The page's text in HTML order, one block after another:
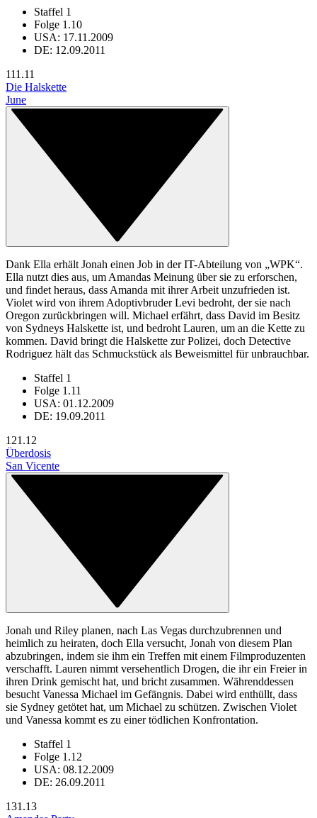
Staffel 1
Folge 1.10
USA: 17.11.2009
DE: 12.09.2011
111.11
Die Halskette
June
Dank Ella erhält Jonah einen Job in der IT-Abteilung von „WPK“.
Ella nutzt dies aus, um Amandas Meinung über sie zu erforschen,
und findet heraus, dass Amanda mit ihrer Arbeit unzufrieden ist.
Violet wird von ihrem Adoptivbruder Levi bedroht, der sie nach
Oregon zurückbringen will. Michael erfährt, dass David im Besitz
von Sydneys Halskette ist, und bedroht Lauren, um an die Kette zu
kommen. David bringt die Halskette zur Polizei, doch Detective
Rodriguez hält das Schmuckstück als Beweismittel für unbrauchbar.
Staffel 1
Folge 1.11
USA: 01.12.2009
DE: 19.09.2011
121.12
Überdosis
San Vicente
Jonah und Riley planen, nach Las Vegas durchzubrennen und
heimlich zu heiraten, doch Ella versucht, Jonah von diesem Plan
abzubringen, indem sie ihm ein Treffen mit einem Filmproduzenten
verschafft. Lauren nimmt versehentlich Drogen, die ihr ein Freier in
ihren Drink gemischt hat, und bricht zusammen. Währenddessen
besucht Vanessa Michael im Gefängnis. Dabei wird enthüllt, dass
sie Sydney getötet hat, um Michael zu schützen. Zwischen Violet
und Vanessa kommt es zu einer tödlichen Konfrontation.
Staffel 1
Folge 1.12
USA: 08.12.2009
DE: 26.09.2011
131.13